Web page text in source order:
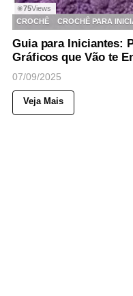
◉75Views
CROCHÊ
CROCHÊ PARA
Guia para Iniciantes:
Gráficos que Vão te
07/09/2025
Veja Mais